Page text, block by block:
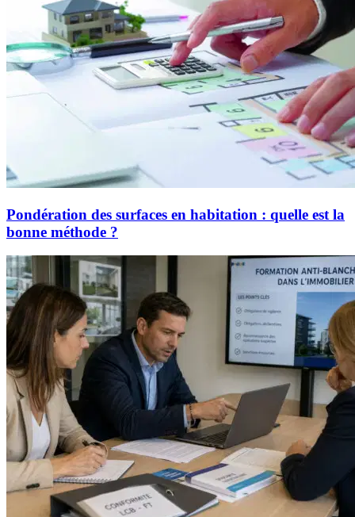
Pondération des surfaces en habitation : quelle est la
bonne méthode ?